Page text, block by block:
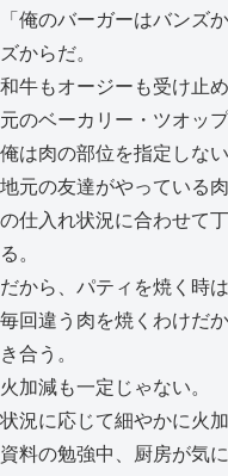
「俺のバーガーはバンズ
ズからだ。
和牛もオージーも受け止
元のベーカリー・ツオッ
俺は肉の部位を指定しない
地元の友達がやっている
の仕入れ状況に合わせて
る。
だから、パティを焼く時
毎回違う肉を焼くわけだ
き合う。
火加減も一定じゃない。
状況に応じて細やかに火
資料の勉強中、厨房が気